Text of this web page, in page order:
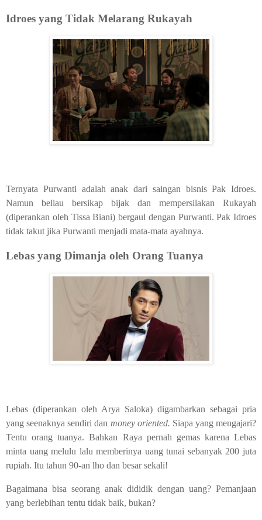
Idroes yang Tidak Melarang Rukayah
Ternyata Purwanti adalah anak dari saingan bisnis Pak Idroes.
Namun beliau bersikap bijak dan mempersilakan Rukayah
(diperankan oleh Tissa Biani) bergaul dengan Purwanti. Pak Idroes
tidak takut jika Purwanti menjadi mata-mata ayahnya.
Lebas yang Dimanja oleh Orang Tuanya
Lebas (diperankan oleh Arya Saloka) digambarkan sebagai pria
yang seenaknya sendiri dan money oriented. Siapa yang mengajari?
Tentu orang tuanya. Bahkan Raya pernah gemas karena Lebas
minta uang melulu lalu memberinya uang tunai sebanyak 200 juta
rupiah. Itu tahun 90-an lho dan besar sekali!
Bagaimana bisa seorang anak dididik dengan uang? Pemanjaan
yang berlebihan tentu tidak baik, bukan?